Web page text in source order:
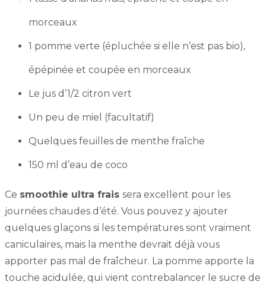
morceaux
1 pomme verte (épluchée si elle n’est pas bio),
épépinée et coupée en morceaux
Le jus d’1/2 citron vert
Un peu de miel (facultatif)
Quelques feuilles de menthe fraîche
150 ml d’eau de coco
Ce smoothie ultra frais sera excellent pour les
journées chaudes d’été. Vous pouvez y ajouter
quelques glaçons si les températures sont vraiment
caniculaires, mais la menthe devrait déjà vous
apporter pas mal de fraîcheur. La pomme apporte la
touche acidulée, qui vient contrebalancer le sucre de